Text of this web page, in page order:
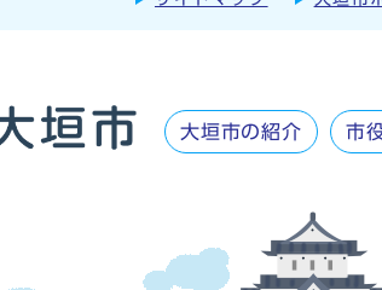
大垣市の紹介 市